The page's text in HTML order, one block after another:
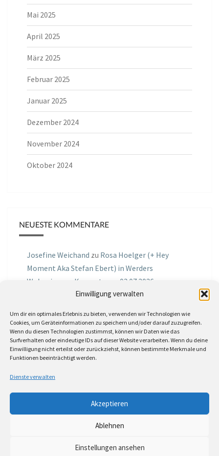
Einwilligung verwalten
Um dir ein optimales Erlebnis zu bieten, verwenden wir Technologien wie
Cookies, um Geräteinformationen zu speichern und/oder darauf zuzugreifen.
Wenn du diesen Technologien zustimmst, können wir Daten wie das
Surfverhalten oder eindeutige IDs auf dieser Website verarbeiten. Wenn du deine
Einwilligung nicht erteilst oder zurückziehst, können bestimmte Merkmale und
Funktionen beeinträchtigt werden.
Dienste verwalten
Akzeptieren
Ablehnen
Einstellungen ansehen
Mai 2025
April 2025
März 2025
Februar 2025
Januar 2025
Dezember 2024
November 2024
Oktober 2024
NEUESTE KOMMENTARE
Josefine Weichand zu Rosa Hoelger (+ Hey
Moment Aka Stefan Ebert) in Werders
Wohnzimmer Konzerte am 03.07.2026
Podcast Nr.01 vom 08.09.2025 mit Joe Astray
MIRI IN THE GREENzuMiri in the Green in der
Hemingway Lounge, am 30.05.2026
MollezuInterview mit dem Vinylexpress zum
8ten Vinylflohmarkt am 16.05.2026